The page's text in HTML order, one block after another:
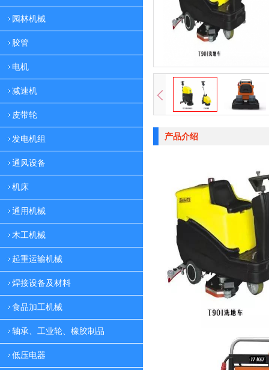
园林机械
胶管
电机
减速机
皮带轮
发电机组
通风设备
机床
通用机械
木工机械
起重运输机械
焊接设备及材料
食品加工机械
轴承、工业轮、橡胶制品
低压电器
产品介绍